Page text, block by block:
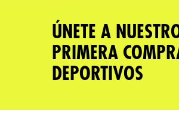
Dirección de
ÚNETE A
PRIMERA
DEPORTIVOS